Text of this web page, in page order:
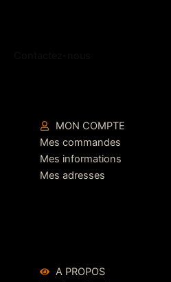
MON COMPTE
Mes commandes
Mes informations
Mes adresses
A PROPOS